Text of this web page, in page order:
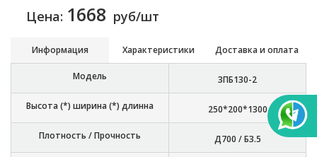
Цена: 1668 руб/шт
Информация Характеристики Доставка и оплата
Модель 3ПБ130-2
Высота (*) ширина (*) длинна 250*200*1300
Плотность / Прочность Д700 / Б3.5